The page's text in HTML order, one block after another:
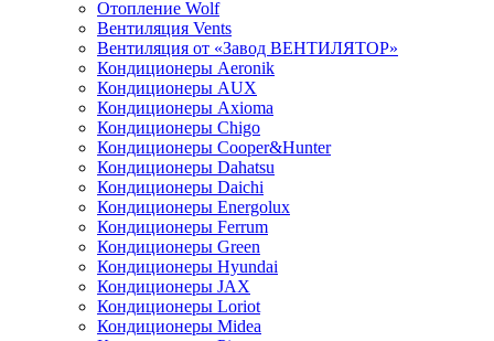
Отопление Wolf
Вентиляция Vents
Вентиляция от «Завод ВЕНТИЛЯТОР»
Кондиционеры Aeronik
Кондиционеры AUX
Кондиционеры Axioma
Кондиционеры Chigo
Кондиционеры Cooper&Hunter
Кондиционеры Dahatsu
Кондиционеры Daichi
Кондиционеры Energolux
Кондиционеры Ferrum
Кондиционеры Green
Кондиционеры Hyundai
Кондиционеры JAX
Кондиционеры Loriot
Кондиционеры Midea